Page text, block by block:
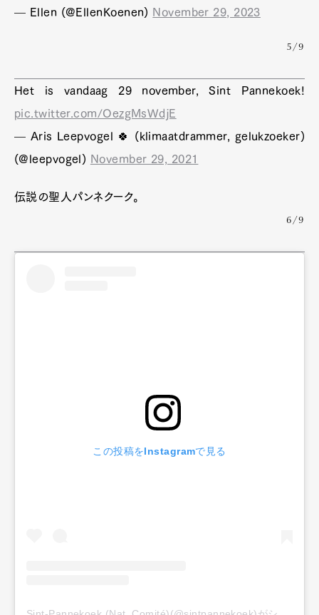
— Ellen (@EllenKoenen) November 29, 2023
5/9
Het is vandaag 29 november, Sint Pannekoek!
pic.twitter.com/OezgMsWdjE
— Aris Leepvogel 🍀 (klimaatdrammer, gelukzoeker)
(@leepvogel) November 29, 2021
伝説の聖人パンネクーク。
6/9
この投稿をInstagramで見る